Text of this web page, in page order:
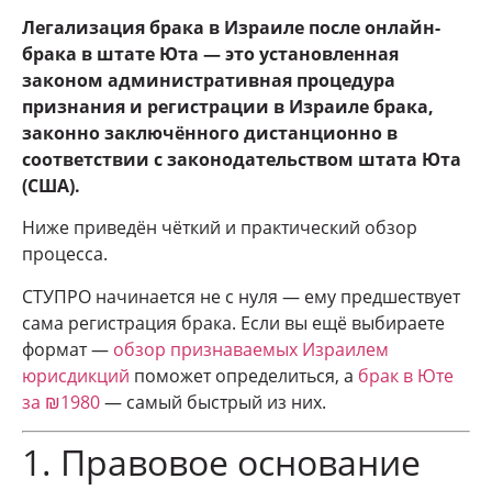
Легализация брака в Израиле после онлайн-
брака в штате Юта — это установленная
законом административная процедура
признания и регистрации в Израиле брака,
законно заключённого дистанционно в
соответствии с законодательством штата Юта
(США).
Ниже приведён чёткий и практический обзор
процесса.
СТУПРО начинается не с нуля — ему предшествует
сама регистрация брака. Если вы ещё выбираете
формат — обзор признаваемых Израилем
юрисдикций поможет определиться, а брак в Юте
за ₪1980— самый быстрый из них.
1. Правовое основание